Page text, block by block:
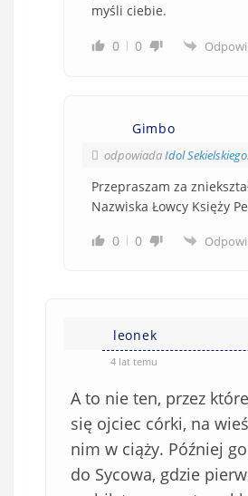
myśli ciebie.
0 0
Gimbo
odpowiadaIdol Sekielskiego.
Przepraszam za
Nazwiska Łowcy Księży
0
0
leonek
4 lat temu
A to nie ten, przez
się ojciec córki, na
nim w ciąży. Później
do Sycowa, gdzie